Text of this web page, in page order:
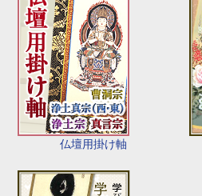
仏壇用掛け軸